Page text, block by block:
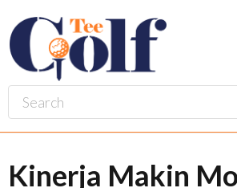
Kinerja Makin